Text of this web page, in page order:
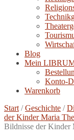
Blog
Mein
Konto-
Warenkorb
Start /Geschichte /
der Kinder Maria
Bildnisse der Kinder